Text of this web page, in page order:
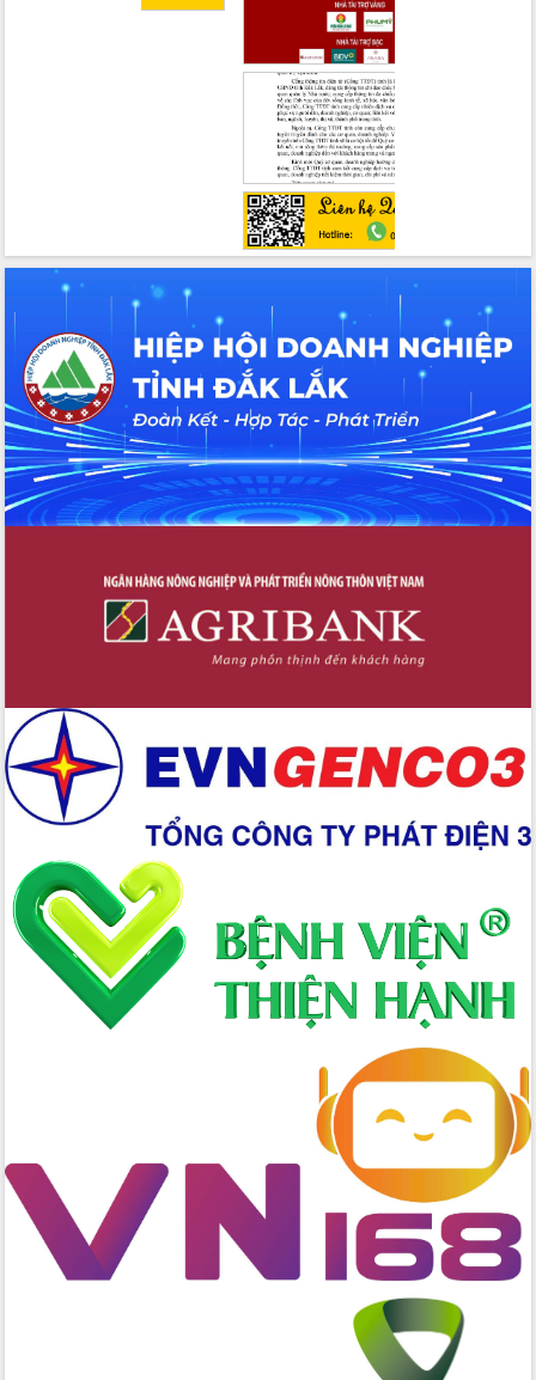
địa chính, hoàn thiện cơ sở dữ liệu đất
đai
Ứng dụng sinh trắc học - Bước tiến
trong hành trình chuyển đổi số tại Đắk
Lắk
Đắk Lắk nâng cao hiệu quả công tác
Đảng từ Sổ tay đảng viên điện tử
Đắk Lắk đẩy mạnh nuôi biển công
nghệ, hướng tới phát triển thủy sản
bền vững
Tập huấn nâng cao năng lực triển khai
chuyển đổi số cho cán bộ, công chức
Đắk Lắk phát động hưởng ứng Ngày
Quyền của người tiêu dùng Việt Nam
Đẩy mạnh cải cách hành chính, quyết
hai con số trong năm 2026
Tổ chức trang trọng Lễ hội Đền thờ
Lương Văn Chánh năm 2026
Phó Bí thư Tỉnh ủy Đắk Lắk Đỗ Hữu
Huy giữ chức Bí thư Đảng ủy Ủy Ban
Bệnh án điện tử thúc đẩy chuyển đổi
số y tế tại Đắk Lắk
Chuyển đổi số thư viện: Mở rộng
không gian tri thức trong thời đại số
Đánh giá, rút kinh nghiệm công tác tổ
chức diễn tập trước ngày bầu cử
Chương trình “Gặp gỡ hữu nghị –
Đắk Lắk sẵn sàng các điều kiện cho
Ngày hội bầu cử đại biểu Quốc hội
khóa XVI và HĐND các cấp nhiệm kỳ
2026-2031
Đảm bảo cuộc bầu cử đại biểu Quốc
hội và đại biểu HĐND các cấp diễn ra